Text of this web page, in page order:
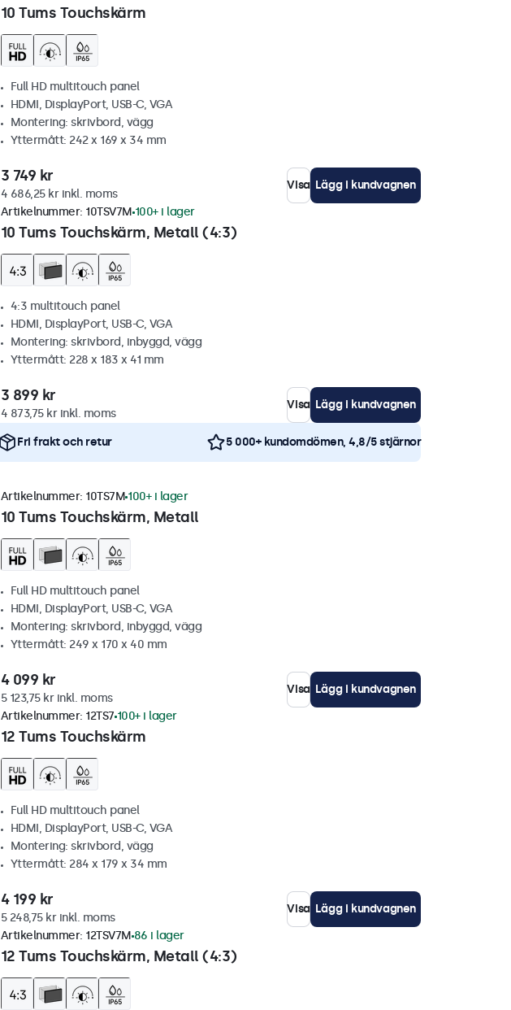
10 Tums Touchskärm
Full HD multitouch panel
HDMI, DisplayPort, USB-C, VGA
Montering: skrivbord, vägg
Yttermått: 242 x 169 x 34 mm
3 749 kr
4 686,25 kr inkl. moms
Visa Lägg i kundvagnen
10 Tums Touchskärm, Metall (4:3)
Artikelnummer: 10TSV7M 100+ i lager
4:3 multitouch panel
HDMI, DisplayPort, USB-C, VGA
Montering: skrivbord, inbyggd, vägg
Yttermått: 228 x 183 x 41 mm
3 899 kr
4 873,75 kr inkl. moms
Visa Lägg i kundvagnen
Fri frakt och retur 5 000+ kundomdömen, 4,8/5 stjärnor
10 Tums Touchskärm, Metall
Artikelnummer: 10TS7M 100+ i lager
Full HD multitouch panel
HDMI, DisplayPort, USB-C, VGA
Montering: skrivbord, inbyggd, vägg
Yttermått: 249 x 170 x 40 mm
4 099 kr
5 123,75 kr inkl. moms
Visa Lägg i kundvagnen
12 Tums Touchskärm
Artikelnummer: 12TS7 100+ i lager
Full HD multitouch panel
HDMI, DisplayPort, USB-C, VGA
Montering: skrivbord, vägg
Yttermått: 284 x 179 x 34 mm
4 199 kr
5 248,75 kr inkl. moms
Visa Lägg i kundvagnen
12 Tums Touchskärm, Metall (4:3)
Artikelnummer: 12TSV7M 86 i lager